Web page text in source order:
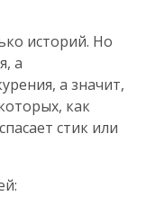
историй. Но
а
а значит,
как
стик или